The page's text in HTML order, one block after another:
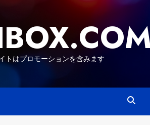
トはプロモーションを含みます